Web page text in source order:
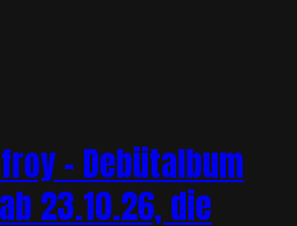
– Debütalbum
23.10.26, die